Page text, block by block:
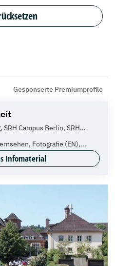
Gesponserte Premiumprofile
Campus Berlin, SRH...
Fotografie (EN),...
Infomaterial